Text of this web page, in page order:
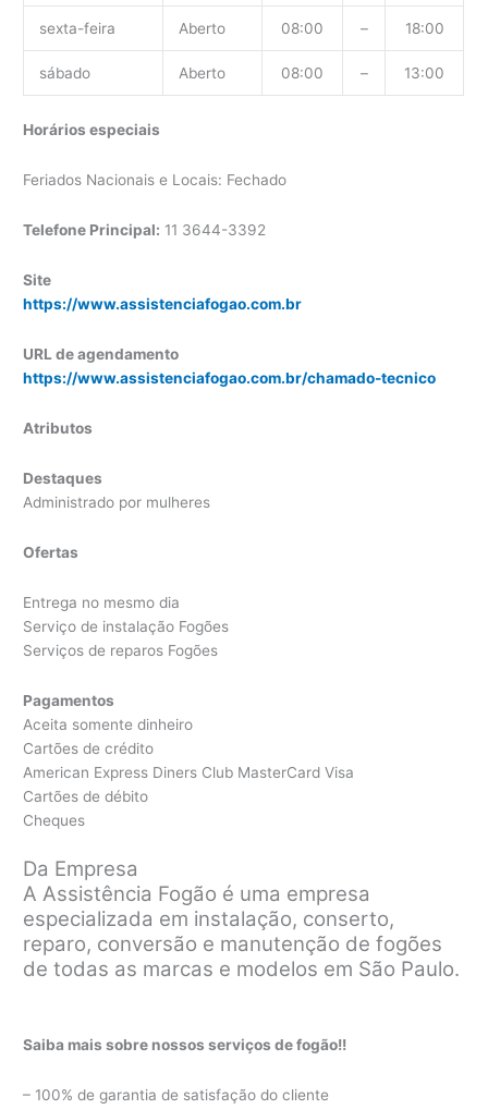
sexta-feira Aberto 08:00 – 18:00
sábado Aberto 08:00 – 13:00
Horários especiais
Feriados Nacionais e Locais: Fechado
Telefone Principal: 11 3644-3392
Site
https://www.assistenciafogao.com.br
URL de agendamento
https://www.assistenciafogao.com.br/chamado-tecnico
Atributos
Destaques
Administrado por mulheres
Ofertas
Entrega no mesmo dia
Serviço de instalação Fogões
Serviços de reparos Fogões
Pagamentos
Aceita somente dinheiro
Cartões de crédito
American Express Diners Club MasterCard Visa
Cartões de débito
Cheques
Da Empresa
A Assistência Fogão é uma empresa
especializada em instalação, conserto,
reparo, conversão e manutenção de fogões
de todas as marcas e modelos em São Paulo.
Saiba mais sobre nossos serviços de fogão!!
– 100% de garantia de satisfação do cliente